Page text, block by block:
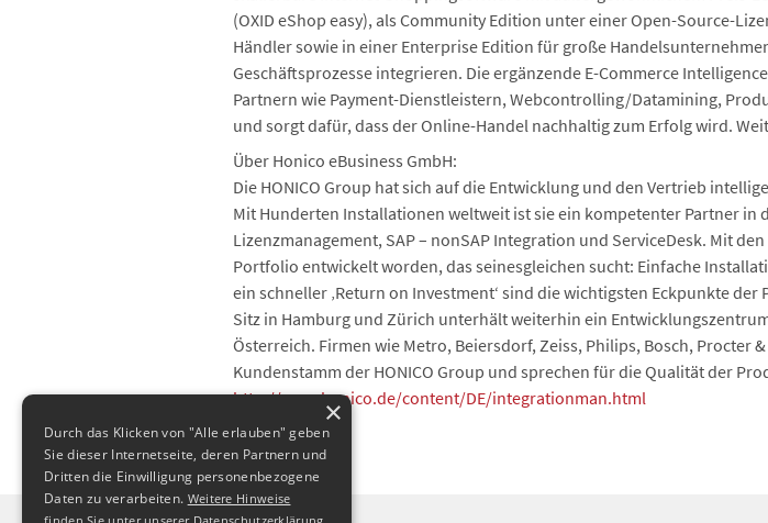
(OXID eShop easy), als Community Edition unter einer Open-Source-
Händler sowie in einer Enterprise Edition für große
Geschäftsprozesse integrieren. Die ergänzende E-Commerce
Partnern wie Payment-Dienstleistern, Webcontrolling/Datamining,
und sorgt dafür, dass der Online-Handel nachhaltig zum Erfolg wird.
Über Honico eBusiness GmbH:
Die HONICO Group hat sich auf die Entwicklung und den Vertrieb
Mit Hunderten Installationen weltweit ist sie ein kompetenter Partner in
Lizenzmanagement, SAP – nonSAP Integration und ServiceDesk. Mit
Portfolio entwickelt worden, das seinesgleichen sucht: Einfache
ein schneller ‚Return on Investment‘ sind die wichtigsten Eckpunkte
Sitz in Hamburg und Zürich unterhält weiterhin ein
Österreich. Firmen wie Metro, Beiersdorf, Zeiss, Philips, Bosch, Procter
Kundenstamm der HONICO Group und sprechen für die Qualität der
http://www.honico.de/content/DE/integrationman.html
×
Durch das Klicken von "Alle erlauben" geben
Sie dieser Internetseite, deren Partnern und
Dritten die Einwilligung personenbezogene
Daten zu verarbeiten. Weitere Hinweise